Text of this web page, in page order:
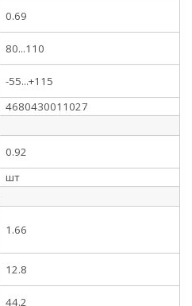
0.69
80...110
-55...+115
4680430011027
0.92
шт
1.66
12.8
44.2